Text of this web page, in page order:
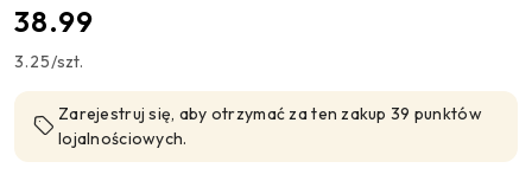
cena:
38.99
3.25/szt.
Zarejestruj się, aby otrzymać za ten zakup 39 punktów
lojalnościowych.